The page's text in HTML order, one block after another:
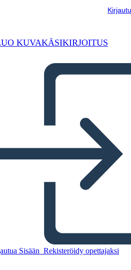
KUVAKÄSIKIRJOITUS
Sisään Rekisteröidy opettajaksi